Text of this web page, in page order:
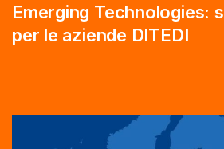
Emerging Technologies:
per le aziende DITEDI